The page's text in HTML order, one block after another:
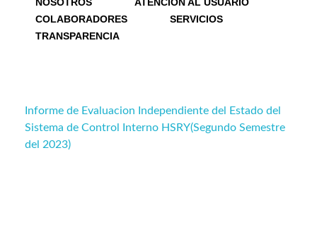
COLABORADORES
SERVICIOS
TRANSPARENCIA
Informe de Evaluacion Independiente del Estado del
Sistema de Control Interno HSRY(Segundo Semestre
del 2023)